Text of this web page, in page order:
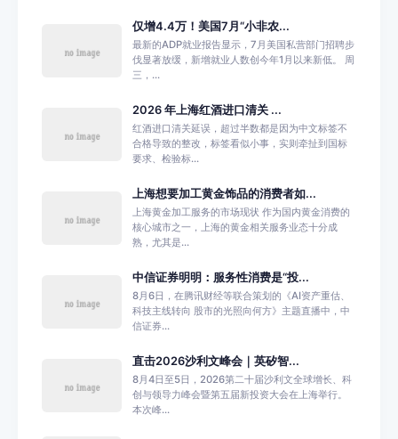
仅增4.4万！美国7月“小非农...
最新的ADP就业报告显示，7月美国私营部门招聘步
伐显著放缓，新增就业人数创今年1月以来新低。 周
三，...
2026 年上海红酒进口清关 ...
红酒进口清关延误，超过半数都是因为中文标签不
合格导致的整改，标签看似小事，实则牵扯到国标
要求、检验标...
上海想要加工黄金饰品的消费者如...
上海黄金加工服务的市场现状 作为国内黄金消费的
核心城市之一，上海的黄金相关服务业态十分成
熟，尤其是...
中信证券明明：服务性消费是“投...
8月6日，在腾讯财经等联合策划的《AI资产重估、
科技主线转向 股市的光照向何方》主题直播中，中
信证券...
直击2026沙利文峰会｜英矽智...
8月4日至5日，2026第二十届沙利文全球增长、科
创与领导力峰会暨第五届新投资大会在上海举行。
本次峰...